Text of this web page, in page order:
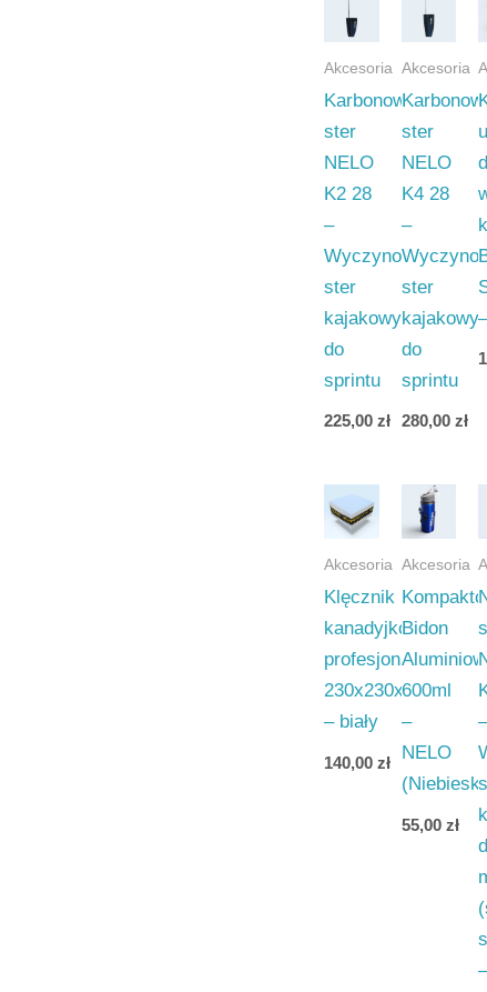
Akcesoria
Karbonowy
ster
NELO
K2 28
–
Wyczynowy
ster
kajakowy
do
sprintu
225,00zł
Akcesoria
ster
NELO
K4 28
–
ster
kajakowy
do
sprintu
280,00 zł
Akcesoria
Klęcznik
kanadyjkowy
profesjonalny
230x230x120
– biały
140,00zł
Akcesoria
Bidon
600ml
–
NELO
55,00 zł